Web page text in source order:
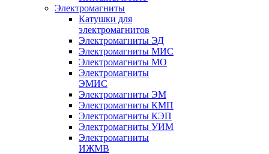
Электромагниты
Катушки для
электромагнитов
Электромагниты ЭД
Электромагниты МИС
Электромагниты МО
Электромагниты
ЭМИС
Электромагниты ЭМ
Электромагниты КМП
Электромагниты КЭП
Электромагниты УИМ
Электромагниты
ИЖМВ